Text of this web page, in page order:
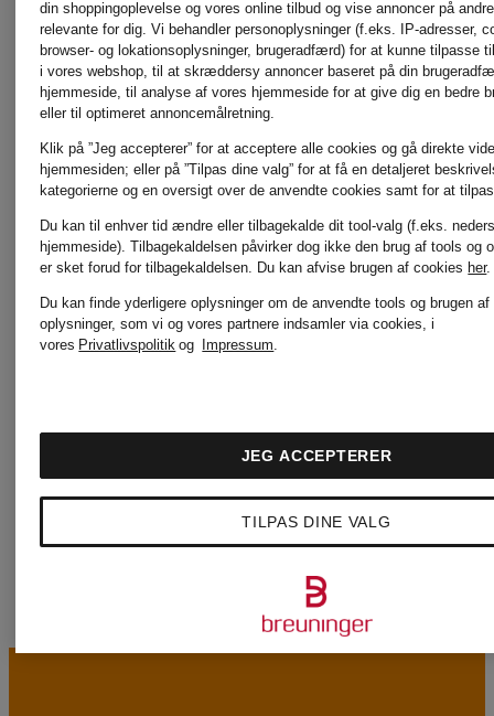
INUIKII
Jellycat
Joseph
Ribkoff
KENNEL &
SCHMENGER
PELLE
SKIMS
Smith
& Soul
din shoppingoplevelse og vores online tilbud og vise annoncer på
relevante for dig. Vi behandler personoplysninger (f.eks. IP-adresser,
browser- og lokationsoplysninger, brugeradfærd) for at kunne tilpasse
i vores webshop, til at skræddersy annoncer baseret på din
hjemmeside, til analyse af vores hjemmeside for at give dig en bedre
eller til optimeret annoncemålretning.
Klik på ”Jeg accepterer” for at acceptere alle cookies og gå direkte
hjemmesiden; eller på ”Tilpas dine valg” for at få en detaljeret
kategorierne og en oversigt over de anvendte cookies samt for at
Du kan til enhver tid ændre eller tilbagekalde dit tool-valg (f.eks.
hjemmeside). Tilbagekaldelsen påvirker dog ikke den brug af tools og
er sket forud for tilbagekaldelsen. Du kan afvise brugen af cookies her.
Du kan finde yderligere oplysninger om de anvendte tools og brugen af
oplysninger, som vi og vores partnere indsamler via cookies, i
vores Privatlivspolitik og Impressum
TILPAS DINE VALG
JEG ACCEPTERER